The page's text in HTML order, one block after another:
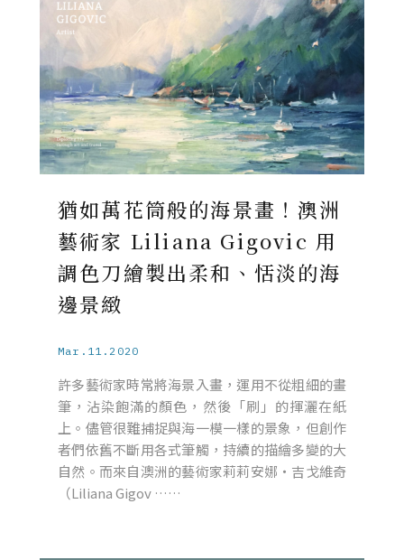
猶如萬花筒般的海景畫！澳洲
藝術家 Liliana Gigovic 用
調色刀繪製出柔和、恬淡的海
邊景緻
Mar.11.2020
許多藝術家時常將海景入畫，運用不從粗細的畫
筆，沾染飽滿的顏色，然後「刷」的揮灑在紙
上。儘管很難捕捉與海一模一樣的景象，但創作
者們依舊不斷用各式筆觸，持續的描繪多變的大
自然。而來自澳洲的藝術家莉莉安娜・吉戈維奇
（Liliana Gigov ……